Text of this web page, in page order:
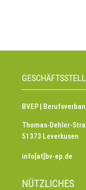
BVEP |
Thomas-Dehler-
51373 Leverkusen
info[at]bv-ep.de
NÜTZLICHES